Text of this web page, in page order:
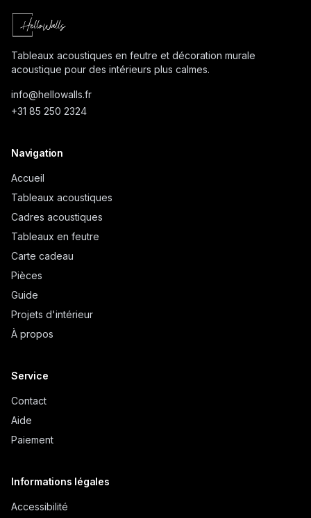
Tableaux acoustiques en feutre et décoration murale
acoustique pour des intérieurs plus calmes.
info@hellowalls.fr
+31 85 250 2324
Navigation
Accueil
Tableaux acoustiques
Cadres acoustiques
Tableaux en feutre
Carte cadeau
Pièces
Guide
Projets d'intérieur
À propos
Service
Contact
Aide
Paiement
Informations légales
Accessibilité